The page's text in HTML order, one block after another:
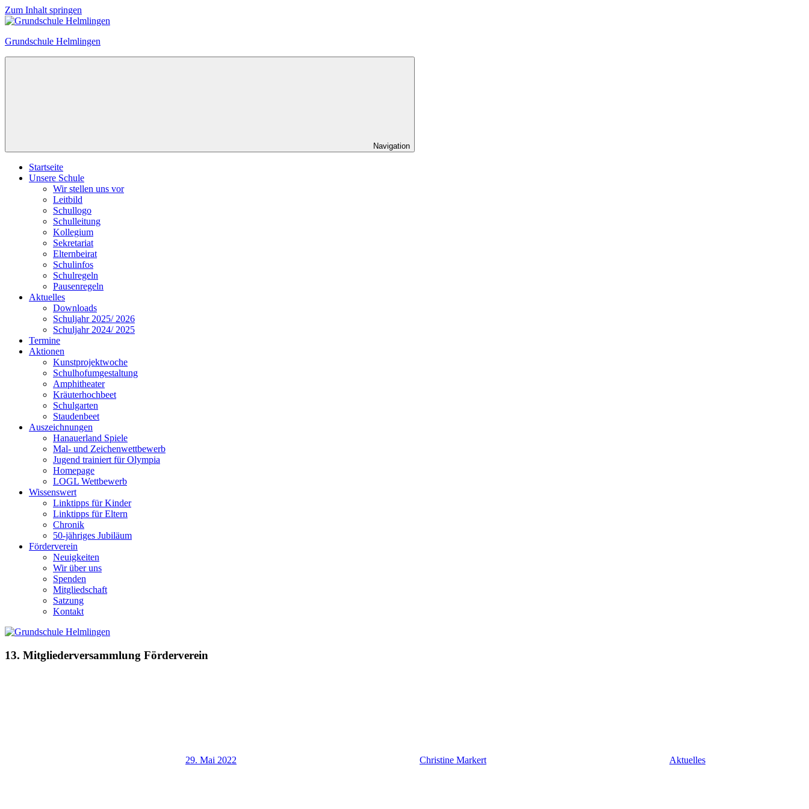
Zum Inhalt springen
Grundschule Helmlingen
Navigation
Startseite
Unsere Schule
Wir stellen uns vor
Leitbild
Schullogo
Schulleitung
Kollegium
Sekretariat
Elternbeirat
Schulinfos
Schulregeln
Pausenregeln
Aktuelles
Downloads
Schuljahr 2025/ 2026
Schuljahr 2024/ 2025
Termine
Aktionen
Kunstprojektwoche
Schulhofumgestaltung
Amphitheater
Kräuterhochbeet
Schulgarten
Staudenbeet
Auszeichnungen
Hanauerland Spiele
Mal- und Zeichenwettbewerb
Jugend trainiert für Olympia
Homepage
LOGL Wettbewerb
Wissenswert
Linktipps für Kinder
Linktipps für Eltern
Chronik
50-jähriges Jubiläum
Förderverein
Neuigkeiten
Wir über uns
Spenden
Mitgliedschaft
Satzung
Kontakt
13. Mitgliederversammlung Förderverein
29. Mai 2022 Christine Markert Aktuelles